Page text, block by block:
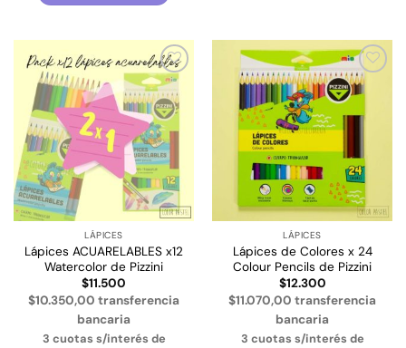
Añadir
a la
lista de
deseos
LÁPICES
Lápices ACUARELABLES x12
Watercolor de Pizzini
$11.500
$10.350,00 transferencia
bancaria
3 cuotas s/interés de
Añadir
a la
LÁPICES
Lápices de Colores x 24
Colour Pencils de Pizzini
$12.300
$11.070,00 transferencia
bancaria
3 cuotas s/interés de